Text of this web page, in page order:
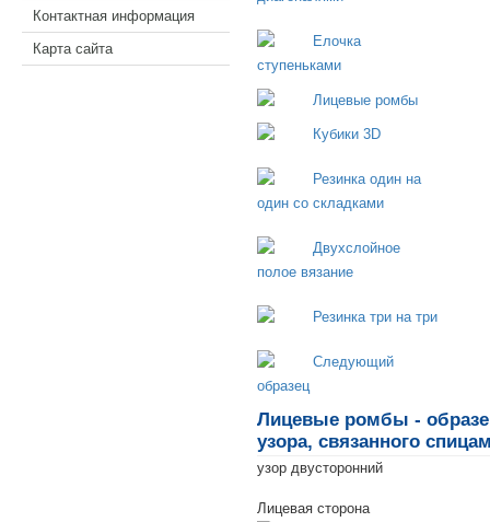
Контактная информация
Карта сайта
Лицевые ромбы -
узора, связанного
узор двусторонний
Лицевая сторона